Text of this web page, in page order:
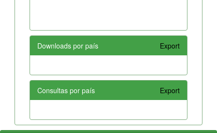
Downloads por país Export
Consultas por país Export